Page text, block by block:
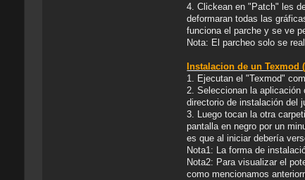
4. Clickean en "Patch" les
deformaran todas las
funciona el parche y se ve
Nota: El parcheo solo se
Instalacion de un Texmod
1. Ejecutan el "Texmod"
2. Seleccionan la
directorio de instalación del
3. Luego tocan la otra
pantalla en negro por un
es que al iniciar debería
Nota1: La forma de
Nota2: Para visualizar el
como mencionamos